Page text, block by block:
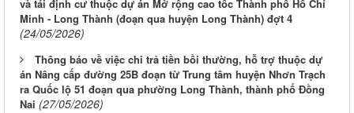
và tái định cư thuộc dự án Mở rộng cao tốc Thành phố Hồ Chí
Minh - Long Thành (đoạn qua huyện Long Thành) đợt 4
(24/05/2026)
Thông báo về việc chi trả tiền bồi thường, hỗ trợ thuộc dự
án Nâng cấp đường 25B đoạn từ Trung tâm huyện Nhơn Trạch
ra Quốc lộ 51 đoạn qua phường Long Thành, thành phố Đồng
Nai (27/05/2026)